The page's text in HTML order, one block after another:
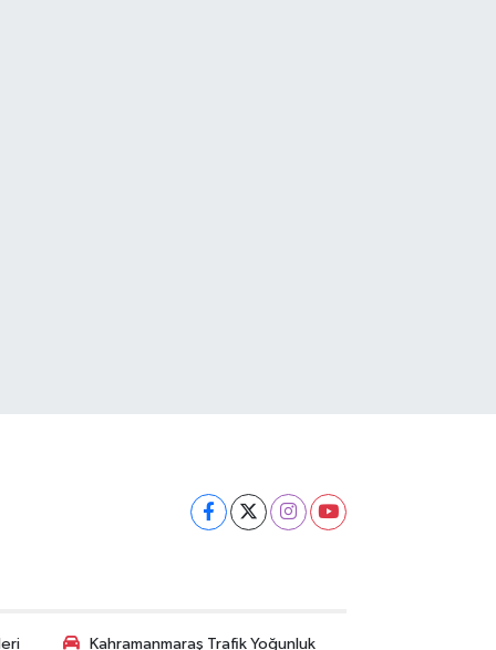
Kahramanmaraş Trafik Yoğunluk